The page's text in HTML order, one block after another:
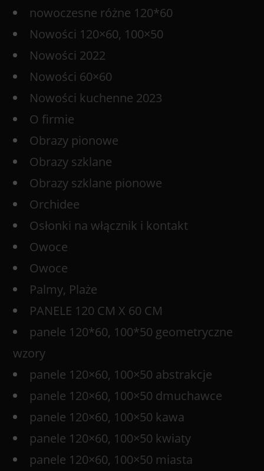
nowoczesne różne 120*60
Nowości 120×60, 100×50
Nowości 2022
Nowości 60×60
Nowości kuchenne 2023
O firmie
Obrazy pionowe
Obrazy szklane
Obrazy szklane pionowe
Orchidee
Osłonki na włącznik i kontakt
Owoce
Owoce
Palmy, Plaże
PANELE 120 CM X 60 CM
panele 120*60, 100*50 geometryczne
wzory
panele 120×60, 100×50 abstrakcje
panele 120×60, 100×50 dmuchawce
panele 120×60, 100×50 kawa
panele 120×60, 100×50 kwiaty
panele 120×60, 100×50 miasta